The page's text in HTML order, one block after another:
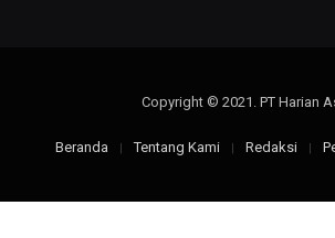
Copyright © 2021. PT Harian
Beranda Tentang Kami Redaksi